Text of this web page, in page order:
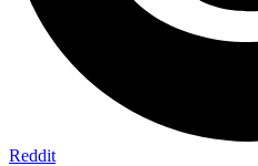
Reddit